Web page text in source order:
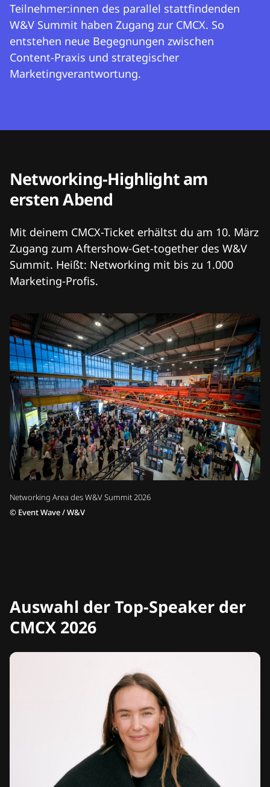
Teilnehmer:innen des parallel stattfindenden
W&V Summit haben Zugang zur CMCX. So
entstehen neue Begegnungen zwischen
Content-Praxis und strategischer
Marketingverantwortung.
Networking Area des W&V Summit 2026
© Event Wave / W&V
Networking-Highlight am
ersten Abend
Mit deinem CMCX-Ticket erhältst du am 10. März
Zugang zum Aftershow-Get-together des W&V
Summit. Heißt: Networking mit bis zu 1.000
Marketing-Profis.
Auswahl der Top-Speaker der
CMCX 2026